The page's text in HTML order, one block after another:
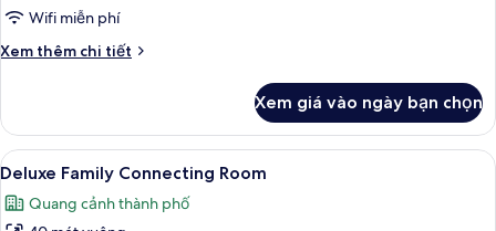
Wifi miễn phí
Xem thêm chi tiết
Chi
Phòng
Suite
Grand
Xem giá vào ngày bạn chọn
Xem
tất
cả
6
Deluxe Family Connecting Room
Quang cảnh thành phố